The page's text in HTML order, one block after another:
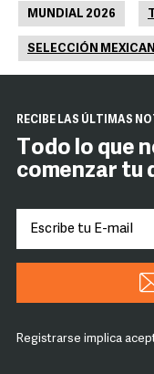
MUNDIAL 2026
SELECCIÓN
RECIBE LAS ÚLTIMAS
Todo lo que
comenzar tu
Registrarse implica